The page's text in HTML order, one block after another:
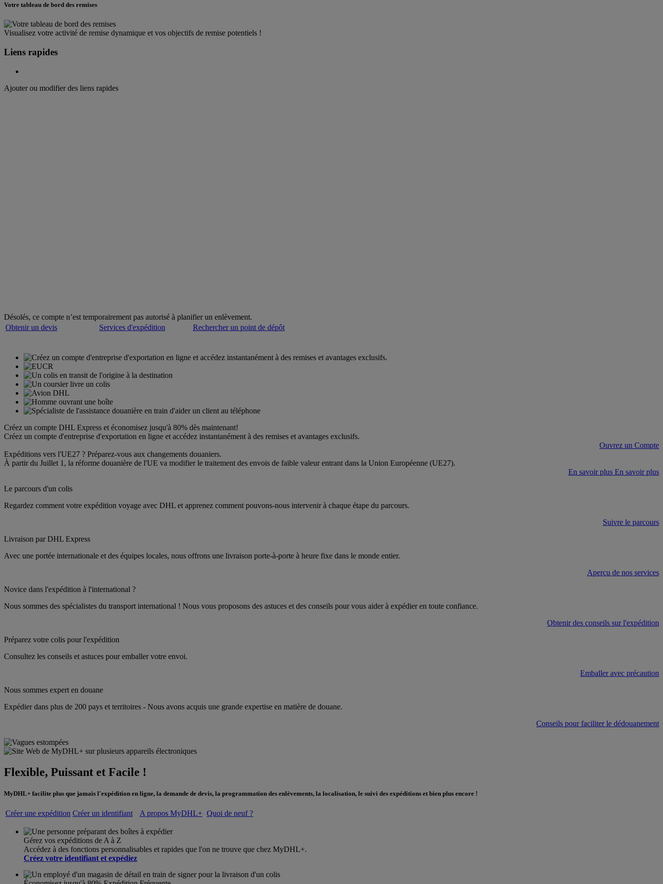
Votre tableau de bord des remises
Visualisez votre activité de remise dynamique et vos objectifs de remise potentiels !
Liens rapides
Ajouter ou modifier des liens rapides
Désolés, ce compte n’est temporairement pas autorisé à planifier un enlèvement.
Obtenir un devis
Services d'expédition Rechercher un point de dépôt
Créez un compte DHL Express et économisez jusqu'à 80% dès maintenant!
Créez un compte d'entreprise d'exportation en ligne et accédez instantanément à des remises et avantages exclusifs.
Ouvrez un Compte
Expéditions vers l'UE27 ? Préparez-vous aux changements douaniers.
À partir du Juillet 1, la réforme douanière de l'UE va modifier le traitement des envois de faible valeur entrant dans la Union Européenne (UE27).
En savoir plus En savoir plus
Le parcours d'un colis
Regardez comment votre expédition voyage avec DHL et apprenez comment pouvons-nous intervenir à chaque étape du parcours.
Suivre le parcours
Livraison par DHL Express
Avec une portée internationale et des équipes locales, nous offrons une livraison porte-à-porte à heure fixe dans le monde entier.
Aperçu de nos services
Novice dans l'expédition à l'international ?
Nous sommes des spécialistes du transport international ! Nous vous proposons des astuces et des conseils pour vous aider à expédier en toute confiance.
Obtenir des conseils sur l'expédition
Préparez votre colis pour l'expédition
Consultez les conseils et astuces pour emballer votre envoi.
Emballer avec précaution
Nous sommes expert en douane
Expédier dans plus de 200 pays et territoires - Nous avons acquis une grande expertise en matière de douane.
Conseils pour faciliter le dédouanement
Flexible, Puissant et Facile !
MyDHL+ facilite plus que jamais l'expédition en ligne, la demande de devis, la programmation des enlèvements, la localisation, le suivi des expéditions et bien plus encore !
Créer une expédition Créer un identifiant A propos MyDHL+ Quoi de neuf ?
Gérez vos expéditions de A à Z
Accédez à des fonctions personnalisables et rapides que l'on ne trouve que chez MyDHL+.
Créez votre identifiant et expédiez